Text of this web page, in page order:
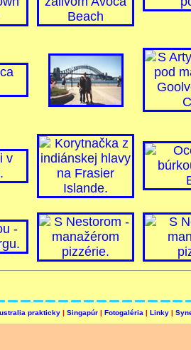
prakticky | Singapúr | Fotogaléria | Linky |